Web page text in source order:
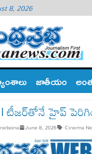
8, 2026
జాతీయం
I టీజర్‌తోనే హైప్
June 8, 2026 Cinema